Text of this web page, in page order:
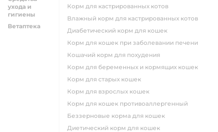
ухода и
гигиены
Ветаптека
Корм для кастрированных котов
влажный корм для кастрированных котов
диабетический корм для кошек
корм для кошек при заболевании печени
кошачий корм для похудения
корм для беременных и кормящих кошек
корм для старых кошек
корм для взрослых кошек
корм для кошек противоаллергенный
беззерновые корма для кошек
диетический корм для кошек